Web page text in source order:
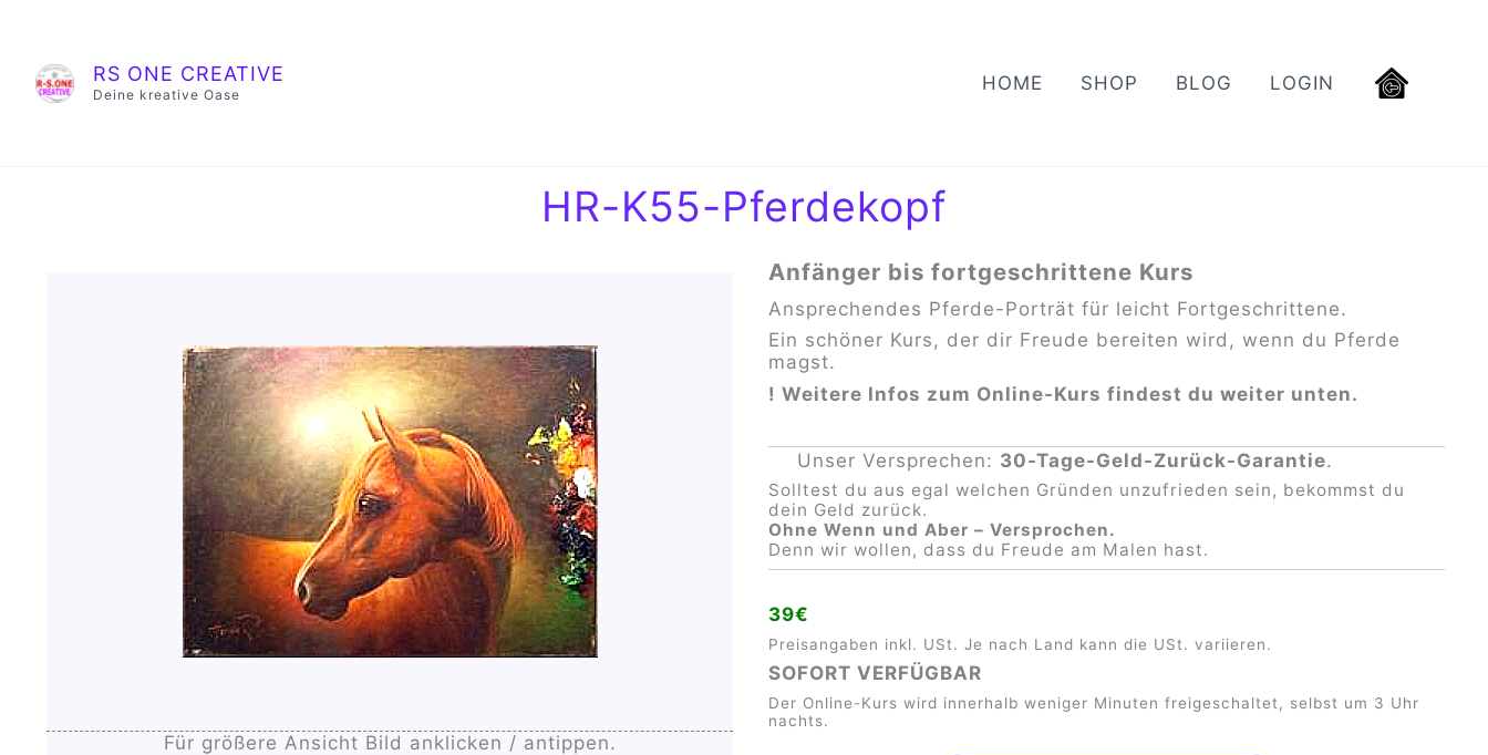
RS ONE CREATIVE
Deine kreative Oase HOME SHOP BLOG LOGIN
HR-K55-Pferdekopf
Inkl. 2 verschiedene Vorzeichnungen. Für Leinwand
20x20cm und 50x40cm.
Für größere Ansicht Bild anklicken / antippen.
Anfänger bis fortgeschrittene Kurs
Ansprechendes Pferde-Porträt für leicht Fortgeschrittene.
Ein schöner Kurs, der dir Freude bereiten wird, wenn du Pferde
magst.
! Weitere Infos zum Online-Kurs findest du weiter unten.
Unser Versprechen: 30-Tage-Geld-Zurück-Garantie.
Solltest du aus egal welchen Gründen unzufrieden sein, bekommst du
dein Geld zurück.
Ohne Wenn und Aber – Versprochen.
Denn wir wollen, dass du Freude am Malen hast.
39€
Preisangaben inkl. USt. Je nach Land kann die USt. variieren.
SOFORT VERFÜGBAR
Der Online-Kurs wird innerhalb weniger Minuten freigeschaltet, selbst um 3 Uhr
nachts.